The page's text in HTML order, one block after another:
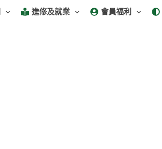
進修及就業 會員福利